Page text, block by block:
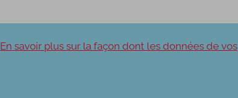
En savoir plus sur la façon dont les données de vos